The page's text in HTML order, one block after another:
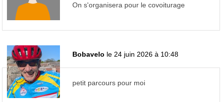
On s'organisera pour le covoiturage
Bobavelo le 24 juin 2026 à 10:48
petit parcours pour moi